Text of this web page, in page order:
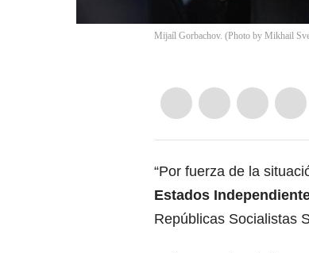
Mijaíl Gorbachov. (Photo by Mikhail
“Por fuerza de la
Estados
Repúblicas Socialistas